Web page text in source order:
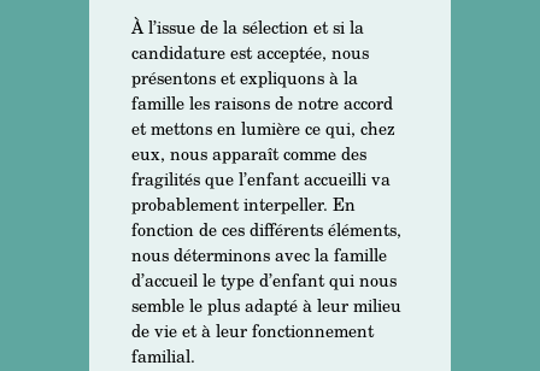
À l’issue de la sélection et si la
candidature est acceptée, nous
présentons et expliquons à la
famille les raisons de notre accord
et mettons en lumière ce qui, chez
eux, nous apparaît comme des
fragilités que l’enfant accueilli va
probablement interpeller. En
fonction de ces différents éléments,
nous déterminons avec la famille
d’accueil le type d’enfant qui nous
semble le plus adapté à leur milieu
de vie et à leur fonctionnement
familial.